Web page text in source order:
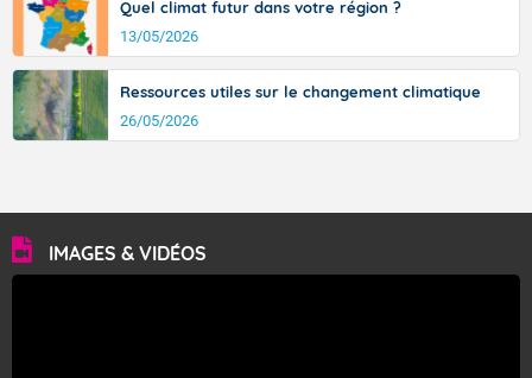
Quel climat futur dans votre région ?
13/05/2026
Ressources utiles sur le changement climatique
26/05/2026
IMAGES & VIDÉOS